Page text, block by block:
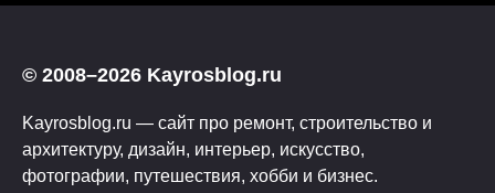
© 2008–2026 Kayrosblog.ru
Kayrosblog.ru — сайт про ремонт, строительство и
архитектуру, дизайн, интерьер, искусство,
фотографии, путешествия, хобби и бизнес.